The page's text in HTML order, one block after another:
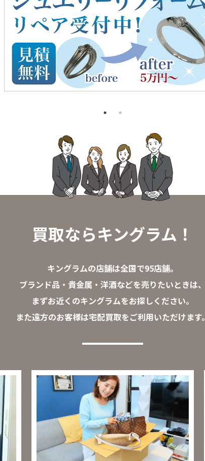
買取ならキングラム！
キングラムの店舗は全国で95店舗。
ブランド品・貴金属・洋酒などを売りたいときは、
まずお近くのキングラムをお探しください。
また遠方のお客様は宅配買取をご利用いただけます。